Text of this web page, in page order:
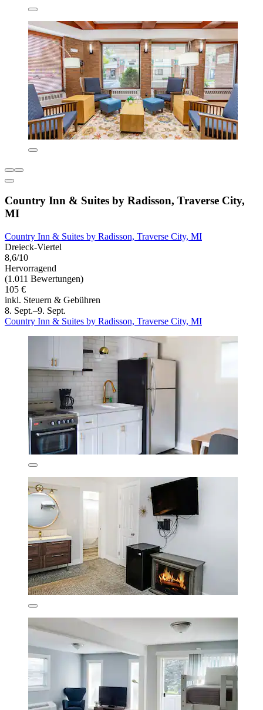
Country Inn & Suites by Radisson, Traverse City,
MI
Country Inn & Suites by Radisson, Traverse City, MI
Dreieck-Viertel
8,6/10
Hervorragend
(1.011 Bewertungen)
105 €
inkl. Steuern & Gebühren
8. Sept.–9. Sept.
Country Inn & Suites by Radisson, Traverse City, MI